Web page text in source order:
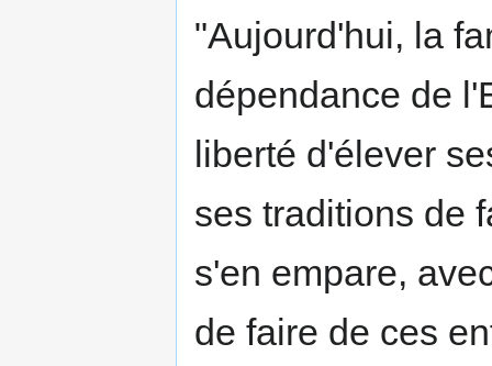
"Aujourd'hui, la
dépendance de
liberté d'élever
ses traditions de
s'en empare,
de faire de ces